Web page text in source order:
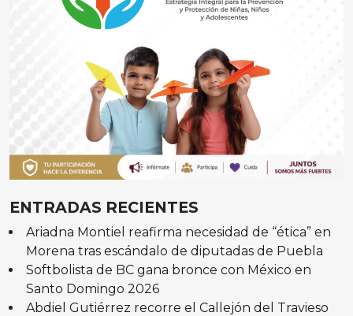
ENTRADAS RECIENTES
Ariadna Montiel reafirma necesidad de “ética” en
Morena tras escándalo de diputadas de Puebla
Softbolista de BC gana bronce con México en
Santo Domingo 2026
Abdiel Gutiérrez recorre el Callejón del Travieso